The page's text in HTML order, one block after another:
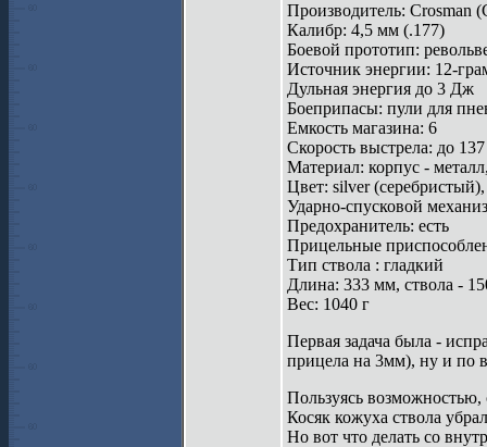
Производитель:
Калибр: 4,5 мм (.177)
Боевой прототип:
Источник энергии: 12-
Дульная энергия до 3 Дж
Боеприпасы: пули для
Емкость магазина: 6
Скорость выстрела: до
Материал: корпус -
Цвет: silver
Ударно-спусковой
Предохранитель: есть
Прицельные
Тип ствола : гладкий
Длина: 333 мм, ствола -
Вес: 1040 г
Первая задача была -
прицела на 3мм), ну и по
Пользуясь возможностью,
Косяк кожуха ствола
Но вот что делать со